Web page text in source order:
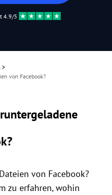
4.9/5
>
von Facebook?
von Facebook?
zu erfahren, wohin